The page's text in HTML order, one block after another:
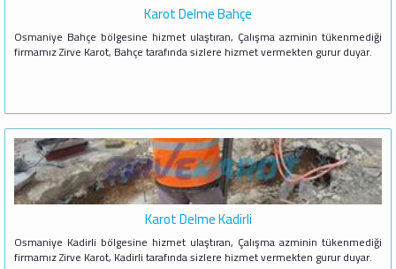
Karot Delme Bahçe
Osmaniye Bahçe bölgesine hizmet ulaştıran, Çalışma azminin tükenmediği
firmamız Zirve Karot, Bahçe tarafında sizlere hizmet vermekten gurur duyar.
Karot Delme Kadirli
Osmaniye Kadirli bölgesine hizmet ulaştıran, Çalışma azminin tükenmediği
firmamız Zirve Karot, Kadirli tarafında sizlere hizmet vermekten gurur duyar.